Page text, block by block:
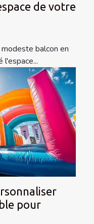
de votre
balcon en
l'espace...
pour